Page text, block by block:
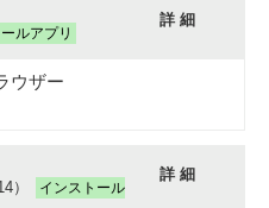
ルアプリ
詳 細
ウザー
）
インストール
詳 細